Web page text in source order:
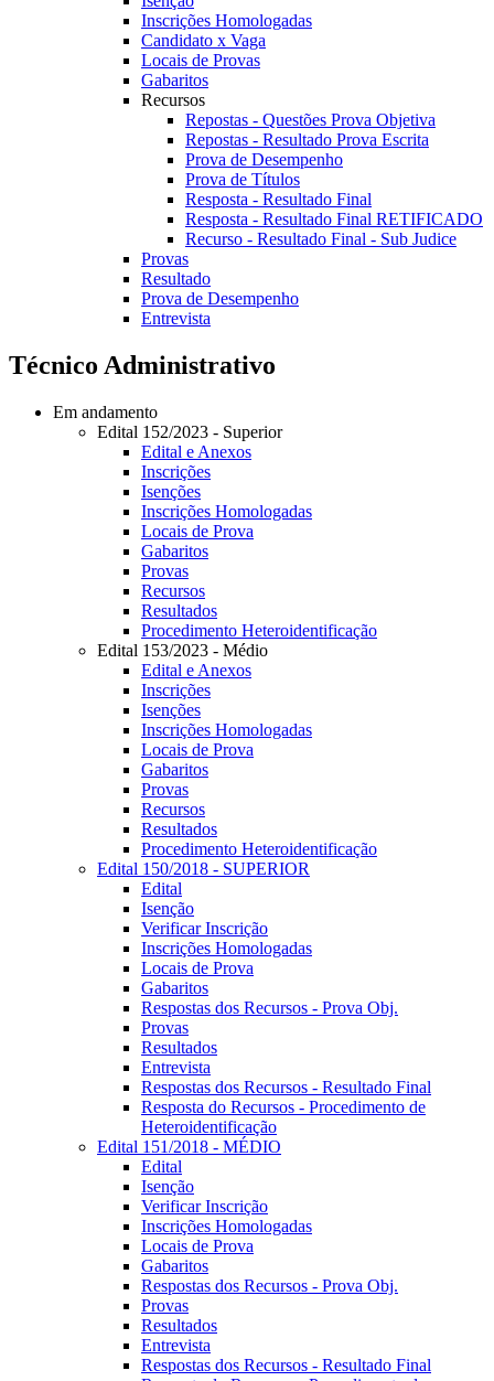
Inscrições Homologadas
Candidato x Vaga
Locais de Provas
Gabaritos
Recursos
Repostas - Questões Prova Objetiva
Repostas - Resultado Prova Escrita
Prova de Desempenho
Prova de Títulos
Resposta - Resultado Final
Resposta - Resultado Final RETIFICADO
Recurso - Resultado Final - Sub Judice
Provas
Resultado
Prova de Desempenho
Entrevista
Técnico Administrativo
Em andamento
Edital 152/2023 - Superior
Edital e Anexos
Inscrições
Isenções
Inscrições Homologadas
Locais de Prova
Gabaritos
Provas
Recursos
Resultados
Procedimento Heteroidentificação
Edital 153/2023 - Médio
Edital e Anexos
Inscrições
Isenções
Inscrições Homologadas
Locais de Prova
Gabaritos
Provas
Recursos
Resultados
Procedimento Heteroidentificação
Edital 150/2018 - SUPERIOR
Edital
Isenção
Verificar Inscrição
Inscrições Homologadas
Locais de Prova
Gabaritos
Respostas dos Recursos - Prova Obj.
Provas
Resultados
Entrevista
Respostas dos Recursos - Resultado Final
Resposta do Recursos - Procedimento de
Heteroidentificação
Edital 151/2018 - MÉDIO
Edital
Isenção
Verificar Inscrição
Inscrições Homologadas
Locais de Prova
Gabaritos
Respostas dos Recursos - Prova Obj.
Provas
Resultados
Entrevista
Respostas dos Recursos - Resultado Final